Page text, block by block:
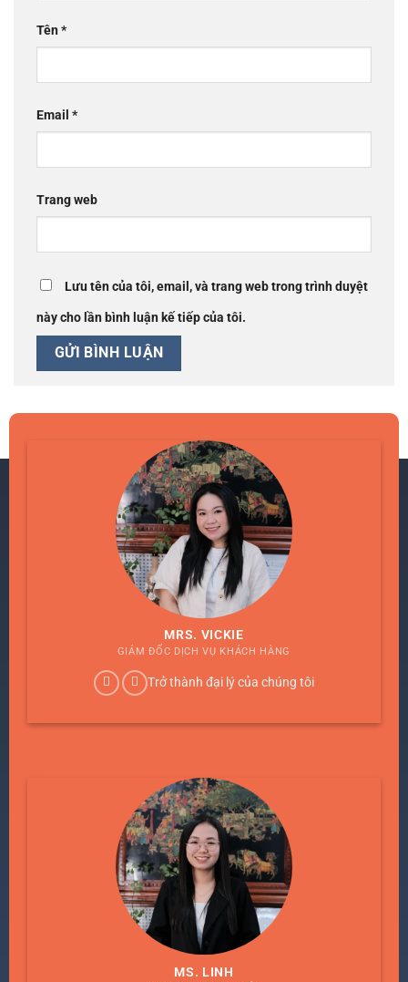
Tên*
Email *
Trang web
Lưu tên của tôi, email, và trang web trong trình duyệt
này cho lần bình luận kế tiếp của tôi.
MRS. VICKIE
GIÁM ĐỐC DỊCH VỤ KHÁCH HÀNG
Trở thành đại lý của chúng tôi
MS. LINH